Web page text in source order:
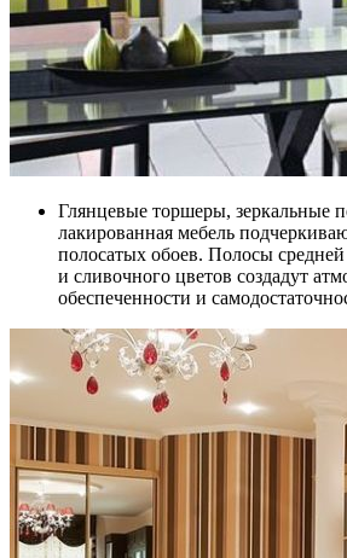
Глянцевые торшеры, зеркальные
лакированная мебель
полосатых обоев. Полосы
и сливочного цветов создадут
обеспеченности и